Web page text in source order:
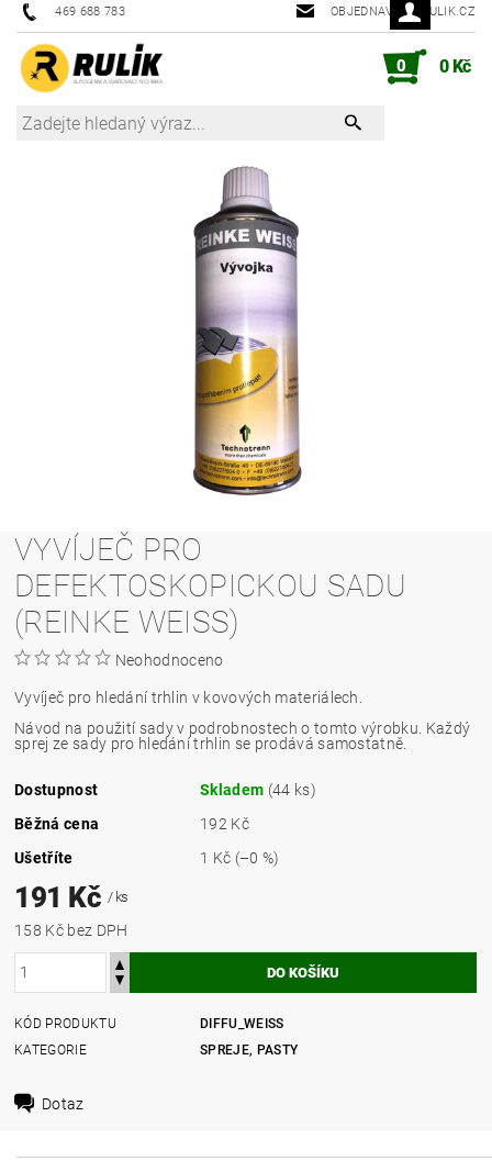
469 688 783 OBJEDNAVKY@RULIK.CZ
0 0 Kč
VYVÍJEČ PRO
DEFEKTOSKOPICKOU SADU
(REINKE WEISS)
Neohodnoceno
Vyvíječ pro hledání trhlin v kovových materiálech.
Návod na použití sady v podrobnostech o tomto výrobku. Každý
sprej ze sady pro hledání trhlin se prodává samostatně.
Dostupnost Skladem (44 ks)
Běžná cena
192 Kč
Ušetříte
1 Kč (–0 %)
191 Kč / ks
158 Kč bez DPH
KÓD PRODUKTU
DIFFU_WEISS
KATEGORIE
SPREJE, PASTY
Dotaz